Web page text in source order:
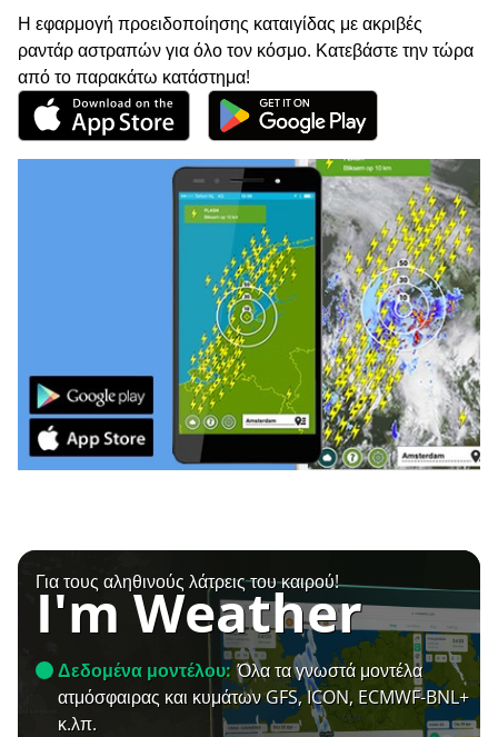
Η εφαρμογή προειδοποίησης καταιγίδας με ακριβές
ραντάρ αστραπών για όλο τον κόσμο. Κατεβάστε την τώρα
από το παρακάτω κατάστημα!
Για τους αληθινούς λάτρεις του καιρού!
I'm Weather
Δεδομένα μοντέλου: Όλα τα γνωστά μοντέλα
ατμόσφαιρας και κυμάτων GFS, ICON, ECMWF-BNL+
κ.λπ.